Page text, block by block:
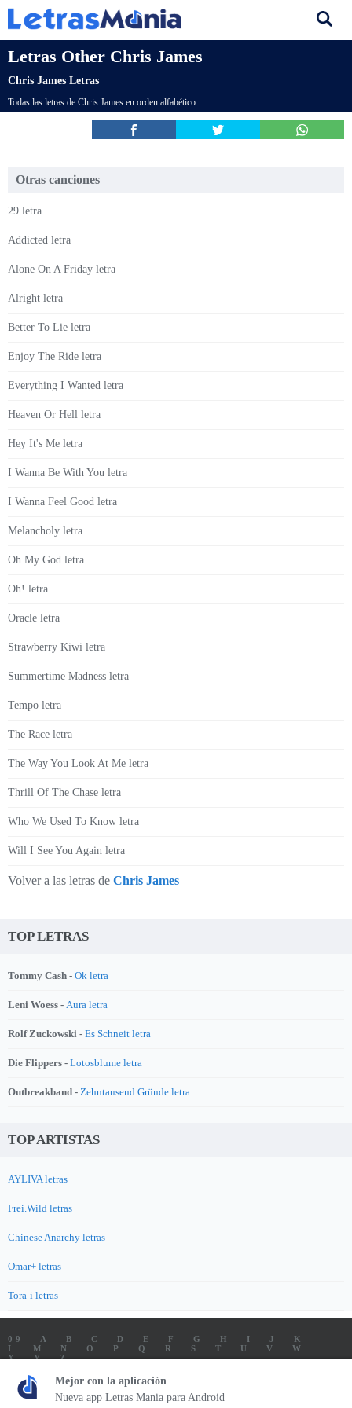
Letras Other Chris James
Chris James Letras
Todas las letras de Chris James en orden alfabético
Otras canciones
29 letra
Addicted letra
Alone On A Friday letra
Alright letra
Better To Lie letra
Enjoy The Ride letra
Everything I Wanted letra
Heaven Or Hell letra
Hey It's Me letra
I Wanna Be With You letra
I Wanna Feel Good letra
Melancholy letra
Oh My God letra
Oh! letra
Oracle letra
Strawberry Kiwi letra
Summertime Madness letra
Tempo letra
The Race letra
The Way You Look At Me letra
Thrill Of The Chase letra
Who We Used To Know letra
Will I See You Again letra
Volver a las letras de Chris James
TOP LETRAS
Tommy Cash - Ok letra
Leni Woess - Aura letra
Rolf Zuckowski - Es Schneit letra
Die Flippers - Lotosblume letra
Outbreakband - Zehntausend Gründe letra
TOP ARTISTAS
AYLIVA letras
Frei.Wild letras
Chinese Anarchy letras
Omar+ letras
Tora-i letras
0-9 A B C D E F G H I J
K
L
M N O P Q R S T U V
W
X
Y
Z
LETRAS
SOUNDTRACK LETRAS
TOP 100 LETRAS
ENVIA LETRAS
Letrasmania.com - Copyright © 2026 - All Rights Reserved
Mejor con la aplicación
Nueva app Letras Mania para Android